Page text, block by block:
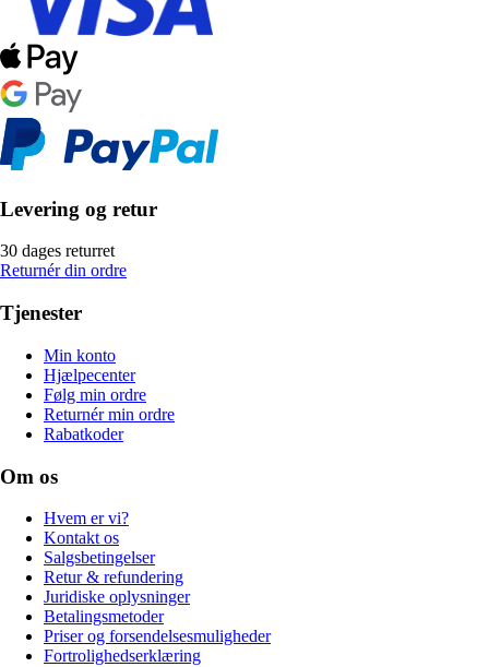
Levering og retur
30 dages returret
Returnér din ordre
Tjenester
Min konto
Hjælpecenter
Følg min ordre
Returnér min ordre
Rabatkoder
Om os
Hvem er vi?
Kontakt os
Salgsbetingelser
Retur & refundering
Juridiske oplysninger
Betalingsmetoder
Priser og forsendelsesmuligheder
Fortrolighedserklæring